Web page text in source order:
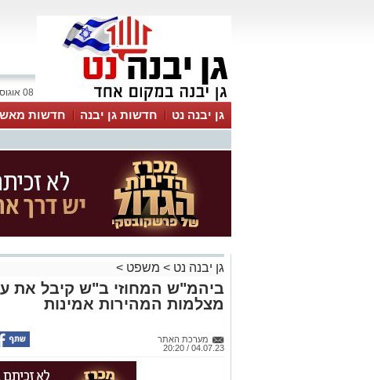
08 אוגוסט 2026 / 05:18
גן יבנה נט חדשות גן יבנה חדשות
גן יבנה נט > משפט >
ביהמ"ש המחוזי ב"ש קיבל את
מצלמות המהירות אמינות
מערכת האתר
04.07.23 / 20:20